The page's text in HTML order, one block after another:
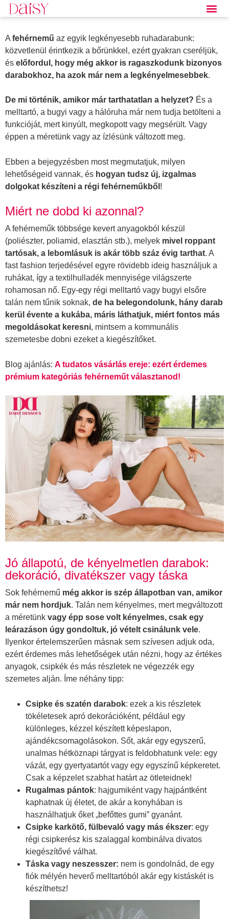
A fehérnemű az egyik legkényesebb ruhadarabunk:
közvetlenül érintkezik a bőrünkkel, ezért gyakran cseréljük,
és előfordul, hogy még akkor is ragaszkodunk bizonyos
darabokhoz, ha azok már nem a legkényelmesebbek.
De mi történik, amikor már tarthatatlan a helyzet? És a
melltartó, a bugyi vagy a hálóruha már nem tudja betölteni a
funkcióját, mert kinyúlt, megkopott vagy megsérült. Vagy
éppen a méretünk vagy az ízlésünk változott meg.
Ebben a bejegyzésben most megmutatjuk, milyen
lehetőségeid vannak, és hogyan tudsz új, izgalmas
dolgokat készíteni a régi fehérneműkből !
Miért ne dobd ki azonnal?
A fehérneműk többsége kevert anyagokból készül
(poliészter, poliamid, elasztán stb.), melyek mivel roppant
tartósak, a lebomlásuk is akár több száz évig tarthat. A
fast fashion terjedésével egyre rövidebb ideig használjuk a
ruhákat, így a textilhulladék mennyisége világszerte
rohamosan nő. Egy-egy régi melltartó vagy bugyi elsőre
talán nem tűnik soknak, de ha belegondolunk, hány darab
kerül évente a kukába, máris láthatjuk, miért fontos más
megoldásokat keresni, mintsem a kommunális
szemetesbe dobni ezeket a kiegészítőket.
Blog ajánlás: A tudatos vásárlás ereje: ezért érdemes
prémium kategóriás fehérneműt választanod!
Jó állapotú, de kényelmetlen darabok:
dekoráció, divatékszer vagy táska
Sok fehérnemű még akkor is szép állapotban van, amikor
már nem hordjuk. Talán nem kényelmes, mert megváltozott
a méretünk vagy épp sose volt kényelmes, csak egy
leárazáson úgy gondoltuk, jó vételt csinálunk vele.
Ilyenkor értelemszerűen másnak sem szívesen adjuk oda,
ezért érdemes más lehetőségek után nézni, hogy az értékes
anyagok, csipkék és más részletek ne végezzék egy
szemetes alján. Íme néhány tipp:
Csipke és szatén darabok: ezek a kis részletek
tökéletesek apró dekorációként, például egy
különleges, kézzel készített képeslapon,
ajándékcsomagolásokon. Sőt, akár egy egyszerű,
unalmas hétköznapi tárgyat is feldobhatunk vele: egy
vázát, egy gyertyatartót vagy egy egyszínű képkeretet.
Csak a képzelet szabhat határt az ötleteidnek!
Rugalmas pántok: hajgumiként vagy hajpántként
kaphatnak új életet, de akár a konyhában is
használhatjuk őket „befőttes gumi” gyanánt.
Csipke karkötő, fülbevaló vagy más ékszer: egy
régi csipkerész kis szalaggal kombinálva divatos
kiegészítővé válhat.
Táska vagy neszesszer: nem is gondolnád, de egy
fiók mélyén heverő melltartóból akár egy kistáskét is
készíthetsz!